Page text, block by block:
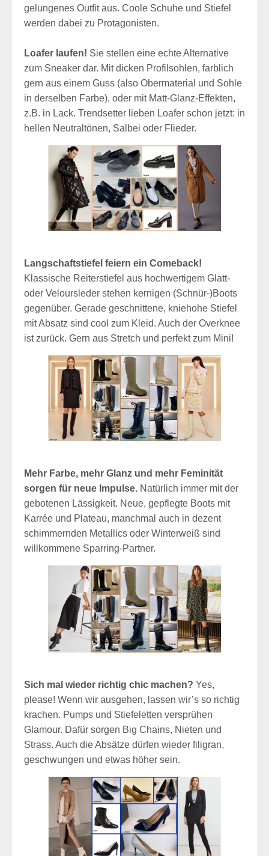
gelungenes Outfit aus. Coole Schuhe und Stiefel
werden dabei zu Protagonisten.
Loafer laufen! Sie stellen eine echte Alternative
zum Sneaker dar. Mit dicken Profilsohlen, farblich
gern aus einem Guss (also Obermaterial und Sohle
in derselben Farbe), oder mit Matt-Glanz-Effekten,
z.B. in Lack. Trendsetter lieben Loafer schon jetzt: in
hellen Neutraltönen, Salbei oder Flieder.
Langschaftstiefel feiern ein Comeback!
Klassische Reiterstiefel aus hochwertigem Glatt-
oder Veloursleder stehen kernigen (Schnür-)Boots
gegenüber. Gerade geschnittene, kniehohe Stiefel
mit Absatz sind cool zum Kleid. Auch der Overknee
ist zurück. Gern aus Stretch und perfekt zum Mini!
Mehr Farbe, mehr Glanz und mehr Feminität
sorgen für neue Impulse. Natürlich immer mit der
gebotenen Lässigkeit. Neue, gepflegte Boots mit
Karrée und Plateau, manchmal auch in dezent
schimmernden Metallics oder Winterweiß sind
willkommene Sparring-Partner.
Sich mal wieder richtig chic machen? Yes,
please! Wenn wir ausgehen, lassen wir’s so richtig
krachen. Pumps und Stiefeletten versprühen
Glamour. Dafür sorgen Big Chains, Nieten und
Strass. Auch die Absätze dürfen wieder filigran,
geschwungen und etwas höher sein.